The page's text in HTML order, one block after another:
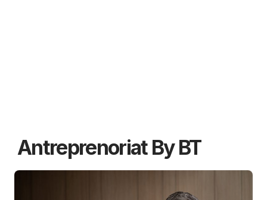
Antreprenoriat By BT